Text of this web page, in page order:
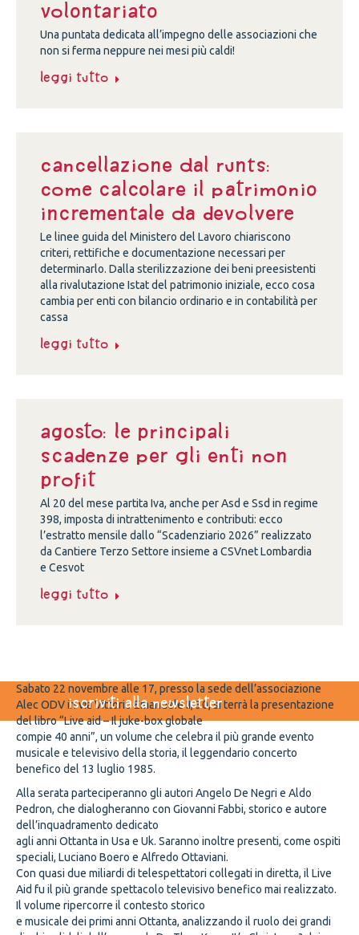
volontariato
Una puntata dedicata all’impegno delle associazioni che
non si ferma neppure nei mesi più caldi!
Leggi tutto
Cancellazione dal Runts:
come calcolare il patrimonio
incrementale da devolvere
Le linee guida del Ministero del Lavoro chiariscono
criteri, rettifiche e documentazione necessari per
determinarlo. Dalla sterilizzazione dei beni preesistenti
alla rivalutazione Istat del patrimonio iniziale, ecco cosa
cambia per enti con bilancio ordinario e in contabilità per
cassa
Leggi tutto
Agosto: le principali
scadenze per gli enti non
profit
Al 20 del mese partita Iva, anche per Asd e Ssd in regime
398, imposta di intrattenimento e contributi: ecco
l’estratto mensile dallo “Scadenziario 2026” realizzato
da Cantiere Terzo Settore insieme a CSVnet Lombardia
e Cesvot
Leggi tutto
iscriviti alla newsletter
Sabato 22 novembre alle 17, presso la sede dell’associazione
Alec ODV in via Vittorio Emanuele II, 30, si terrà la presentazione
del libro “Live aid – Il juke-box globale
compie 40 anni”, un volume che celebra il più grande evento
musicale e televisivo della storia, il leggendario concerto
benefico del 13 luglio 1985.
Alla serata parteciperanno gli autori Angelo De Negri e Aldo
Pedron, che dialogheranno con Giovanni Fabbi, storico e autore
dell’inquadramento dedicato
agli anni Ottanta in Usa e Uk. Saranno inoltre presenti, come ospiti
speciali, Luciano Boero e Alfredo Ottaviani.
Con quasi due miliardi di telespettatori collegati in diretta, il Live
Aid fu il più grande spettacolo televisivo benefico mai realizzato.
Il volume ripercorre il contesto storico
e musicale dei primi anni Ottanta, analizzando il ruolo dei grandi